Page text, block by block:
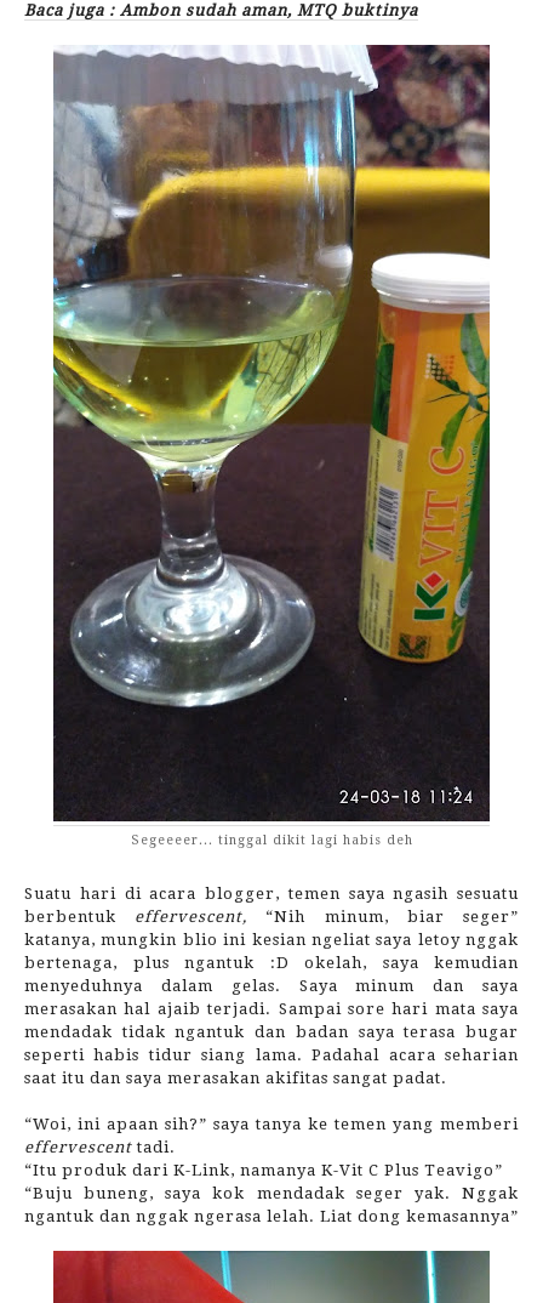
Baca juga : Ambon sudah aman, MTQ buktinya
Segeeeer... tinggal dikit lagi habis deh
Suatu hari di acara blogger, temen saya ngasih sesuatu
berbentuk effervescent, “Nih minum, biar seger”
katanya, mungkin blio ini kesian ngeliat saya letoy nggak
bertenaga, plus ngantuk :D okelah, saya kemudian
menyeduhnya dalam gelas. Saya minum dan saya
merasakan hal ajaib terjadi. Sampai sore hari mata saya
mendadak tidak ngantuk dan badan saya terasa bugar
seperti habis tidur siang lama. Padahal acara seharian
saat itu dan saya merasakan akifitas sangat padat.
“Woi, ini apaan sih?” saya tanya ke temen yang memberi
effervescent tadi.
“Itu produk dari K-Link, namanya K-Vit C Plus Teavigo”
“Buju buneng, saya kok mendadak seger yak. Nggak
ngantuk dan nggak ngerasa lelah. Liat dong kemasannya”